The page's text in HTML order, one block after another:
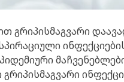
გრიპისმაგვარი